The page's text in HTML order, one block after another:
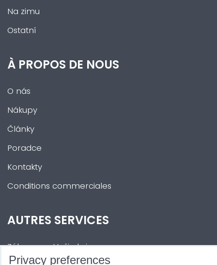
Na zimu
Ostatní
À PROPOS DE NOUS
O nás
Nákupy
Články
Poradce
Kontakty
Conditions commerciales
AUTRES SERVICES
Zábava na Vaši akci
Privacy preferences